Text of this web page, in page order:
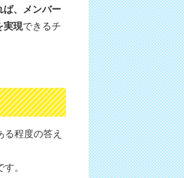
ば、メンバー
実現できるチ
程度の答え
。